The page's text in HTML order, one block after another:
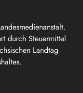
durch Steuermittel
Landtag